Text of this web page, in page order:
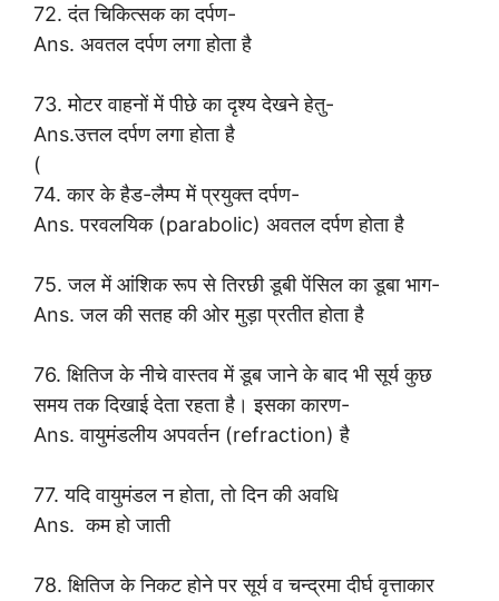
72. दंत चिकित्सक का दर्पण-
Ans. अवतल दर्पण लगा होता है
73. मोटर वाहनों में पीछे का दृश्य देखने हेतु-
Ans.उत्तल दर्पण लगा होता है
(
74. कार के हैड-लैम्प में प्रयुक्त दर्पण-
Ans. परवलयिक (parabolic) अवतल दर्पण होता है
75. जल में आंशिक रूप से तिरछी डूबी पेंसिल का डूबा भाग-
Ans. जल की सतह की ओर मुड़ा प्रतीत होता है
76. क्षितिज के नीचे वास्तव में डूब जाने के बाद भी सूर्य कुछ
समय तक दिखाई देता रहता है। इसका कारण-
Ans. वायुमंडलीय अपवर्तन (refraction) है
77. यदि वायुमंडल न होता, तो दिन की अवधि
Ans. कम हो जाती
78. क्षितिज के निकट होने पर सूर्य व चन्द्रमा दीर्घ वृत्ताकार